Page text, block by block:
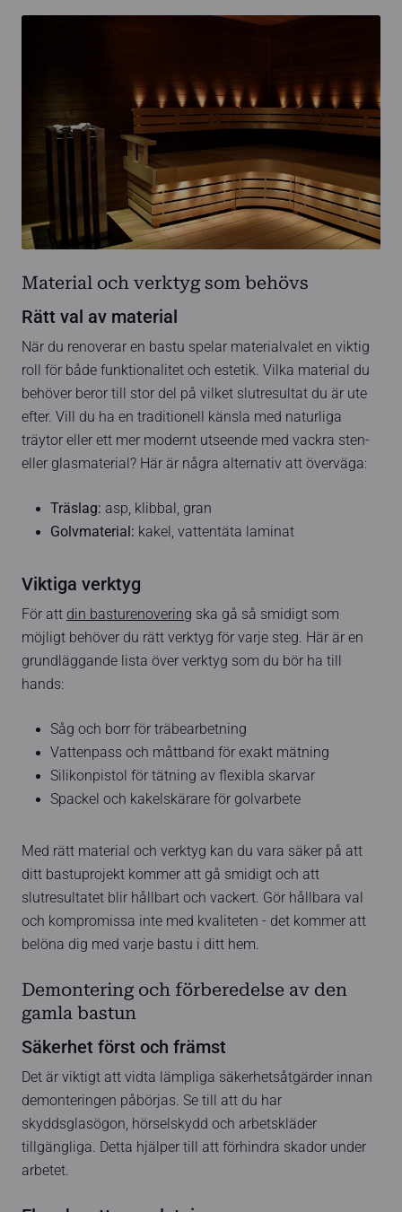
Material och verktyg som behövs
Rätt val av material
När du renoverar en bastu spelar materialvalet en viktig
roll för både funktionalitet och estetik. Vilka material du
behöver beror till stor del på vilket slutresultat du är ute
efter. Vill du ha en traditionell känsla med naturliga
träytor eller ett mer modernt utseende med vackra sten-
eller glasmaterial? Här är några alternativ att överväga:
Träslag: asp, klibbal, gran
Golvmaterial: kakel, vattentäta laminat
Viktiga verktyg
För att din basturenovering ska gå så smidigt som
möjligt behöver du rätt verktyg för varje steg. Här är en
grundläggande lista över verktyg som du bör ha till
hands:
Såg och borr för träbearbetning
Vattenpass och måttband för exakt mätning
Silikonpistol för tätning av flexibla skarvar
Spackel och kakelskärare för golvarbete
Med rätt material och verktyg kan du vara säker på att
ditt bastuprojekt kommer att gå smidigt och att
slutresultatet blir hållbart och vackert. Gör hållbara val
och kompromissa inte med kvaliteten - det kommer att
belöna dig med varje bastu i ditt hem.
Demontering och förberedelse av den
gamla bastun
Säkerhet först och främst
Det är viktigt att vidta lämpliga säkerhetsåtgärder innan
demonteringen påbörjas. Se till att du har
skyddsglasögon, hörselskydd och arbetskläder
tillgängliga. Detta hjälper till att förhindra skador under
arbetet.